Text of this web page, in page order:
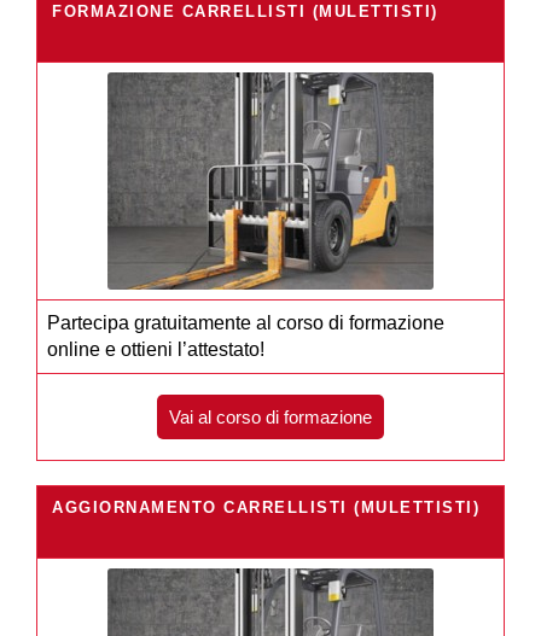
FORMAZIONE CARRELLISTI (MULETTISTI)
Partecipa gratuitamente al corso di formazione
online e ottieni l’attestato!
Vai al corso di formazione
AGGIORNAMENTO CARRELLISTI (MULETTISTI)